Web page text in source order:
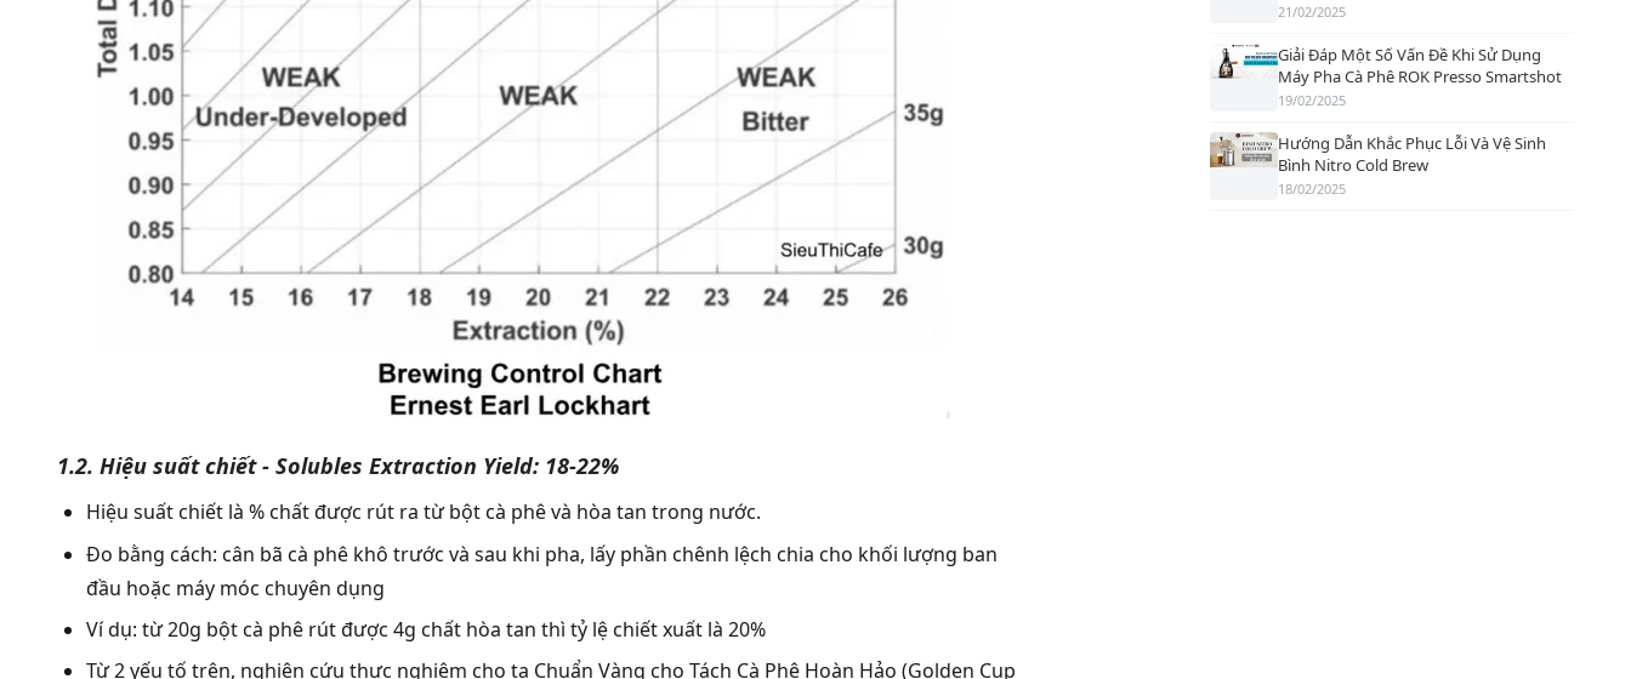
1.2. Hiệu suất chiết - Solubles Extraction Yield: 18-22%
Hiệu suất chiết là % chất được rút ra từ bột cà phê và hòa tan trong nước.
Đo bằng cách: cân bã cà phê khô trước và sau khi pha, lấy phần chênh lệch chia cho khối lượng ban
đầu hoặc máy móc chuyên dụng
Ví dụ: từ 20g bột cà phê rút được 4g chất hòa tan thì tỷ lệ chiết xuất là 20%
Từ 2 yếu tố trên, nghiên cứu thực nghiệm cho ta Chuẩn Vàng cho Tách Cà Phê Hoàn Hảo (Golden Cup
21/02/2025
Giải Đáp Một Số Vấn Đề Khi Sử Dụng
Máy Pha Cà Phê ROK Presso Smartshot
19/02/2025
Hướng Dẫn Khắc Phục Lỗi Và Vệ Sinh
Bình Nitro Cold Brew
18/02/2025